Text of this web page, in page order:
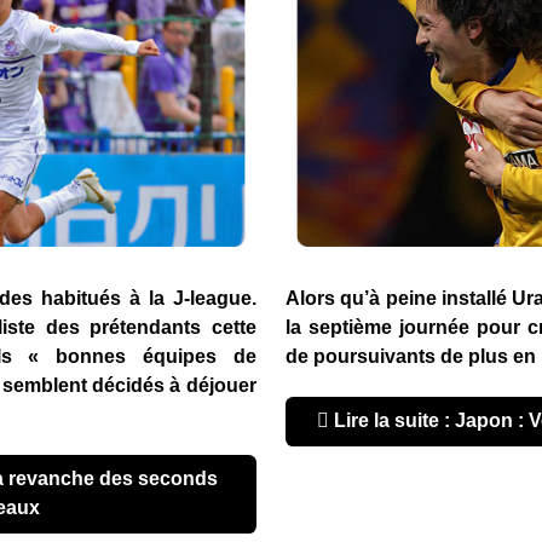
habitués à la J-league.
des prétendants cette
« bonnes équipes de
décidés à déjouer
Alors qu’à peine installé
la septième journée pour
de poursuivants de plus
Lire la suite : Japon :